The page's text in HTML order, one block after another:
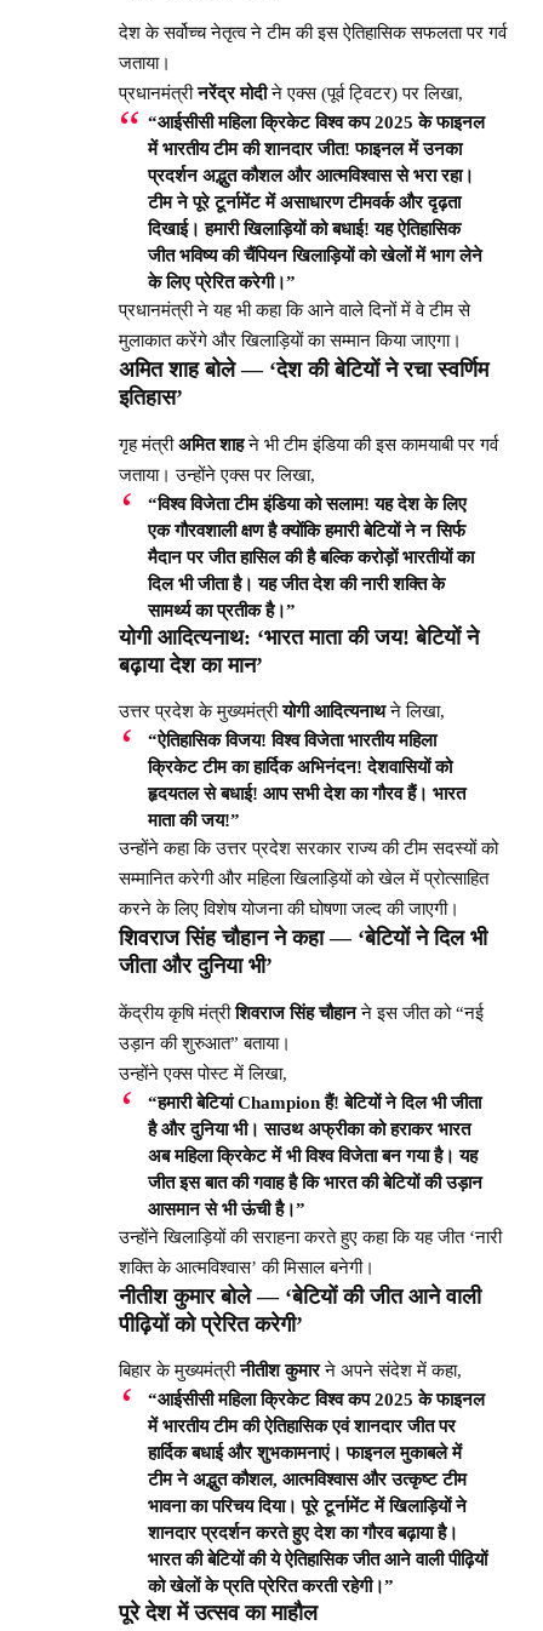
देश के सर्वोच्च नेतृत्व ने टीम की इस ऐतिहासिक सफलता पर गर्व
जताया।
प्रधानमंत्रीनरेंद्र मोदीने एक्स (पूर्व ट्विटर) पर लिखा,
“आईसीसी महिला क्रिकेट विश्व कप 2025 के फाइनल
में भारतीय टीम की शानदार जीत! फाइनल में उनका
प्रदर्शन अद्भुत कौशल और आत्मविश्वास से भरा रहा।
टीम ने पूरे टूर्नामेंट में असाधारण टीमवर्क और दृढ़ता
दिखाई। हमारी खिलाड़ियों को बधाई! यह ऐतिहासिक
जीत भविष्य की चैंपियन खिलाड़ियों को खेलों में भाग लेने
के लिए प्रेरित करेगी।”
प्रधानमंत्री ने यह भी कहा कि आने वाले दिनों में वे टीम से
मुलाकात करेंगे और खिलाड़ियों का सम्मान किया जाएगा।
अमित शाह बोले — ‘देश की बेटियों ने रचा स्वर्णिम
इतिहास’
गृह मंत्रीअमित शाहने भी टीम इंडिया की इस कामयाबी पर गर्व
जताया। उन्होंने एक्स पर लिखा,
“विश्व विजेता टीम इंडिया को सलाम! यह देश के लिए
एक गौरवशाली क्षण है क्योंकि हमारी बेटियों ने न सिर्फ
मैदान पर जीत हासिल की है बल्कि करोड़ों भारतीयों का
दिल भी जीता है। यह जीत देश की नारी शक्ति के
सामर्थ्य का प्रतीक है।”
योगी आदित्यनाथ: ‘भारत माता की जय! बेटियों ने
बढ़ाया देश का मान’
उत्तर प्रदेश के मुख्यमंत्रीयोगी आदित्यनाथने लिखा,
“ऐतिहासिक विजय! विश्व विजेता भारतीय महिला
क्रिकेट टीम का हार्दिक अभिनंदन! देशवासियों को
हृदयतल से बधाई! आप सभी देश का गौरव हैं। भारत
माता की जय!”
उन्होंने कहा कि उत्तर प्रदेश सरकार राज्य की टीम सदस्यों को
सम्मानित करेगी और महिला खिलाड़ियों को खेल में प्रोत्साहित
करने के लिए विशेष योजना की घोषणा जल्द की जाएगी।
शिवराज सिंह चौहान ने कहा — ‘बेटियों ने दिल भी
जीता और दुनिया भी’
केंद्रीय कृषि मंत्रीशिवराज सिंह चौहानने इस जीत को “नई
उड़ान की शुरुआत” बताया।
उन्होंने एक्स पोस्ट में लिखा,
“हमारी बेटियां Champion हैं! बेटियों ने दिल भी जीता
है और दुनिया भी। साउथ अफ्रीका को हराकर भारत
अब महिला क्रिकेट में भी विश्व विजेता बन गया है। यह
जीत इस बात की गवाह है कि भारत की बेटियों की उड़ान
आसमान से भी ऊंची है।”
उन्होंने खिलाड़ियों की सराहना करते हुए कहा कि यह जीत ‘नारी
शक्ति के आत्मविश्वास’ की मिसाल बनेगी।
नीतीश कुमार बोले — ‘बेटियों की जीत आने वाली
पीढ़ियों को प्रेरित करेगी’
बिहार के मुख्यमंत्रीनीतीश कुमारने अपने संदेश में कहा,
“आईसीसी महिला क्रिकेट विश्व कप 2025 के फाइनल
में भारतीय टीम की ऐतिहासिक एवं शानदार जीत पर
हार्दिक बधाई और शुभकामनाएं। फाइनल मुकाबले में
टीम ने अद्भुत कौशल, आत्मविश्वास और उत्कृष्ट टीम
भावना का परिचय दिया। पूरे टूर्नामेंट में खिलाड़ियों ने
शानदार प्रदर्शन करते हुए देश का गौरव बढ़ाया है।
भारत की बेटियों की ये ऐतिहासिक जीत आने वाली पीढ़ियों
को खेलों के प्रति प्रेरित करती रहेगी।”
पूरे देश में उत्सव का माहौल